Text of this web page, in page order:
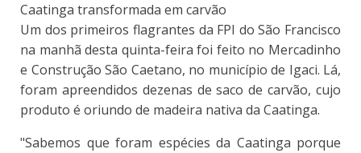
Caatinga transformada em carvão
Um dos primeiros flagrantes da FPI do São Francisco
na manhã desta quinta-feira foi feito no Mercadinho
e Construção São Caetano, no município de Igaci. Lá,
foram apreendidos dezenas de saco de carvão, cujo
produto é oriundo de madeira nativa da Caatinga.
"Sabemos que foram espécies da Caatinga porque